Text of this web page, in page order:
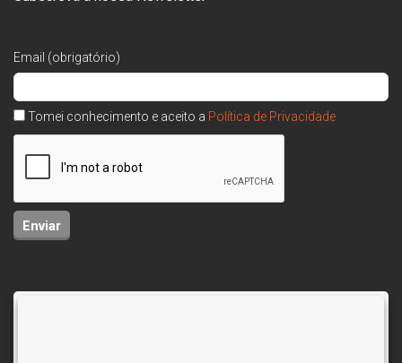
Email (obrigatório)
Tomei conhecimento e aceito a Política de Privacidade